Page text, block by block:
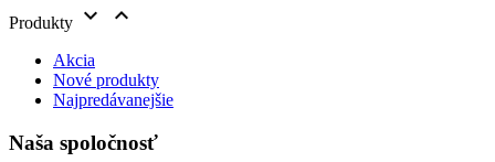
Produkty  
Akcia
Nové produkty
Najpredávanejšie
Naša spoločnosť